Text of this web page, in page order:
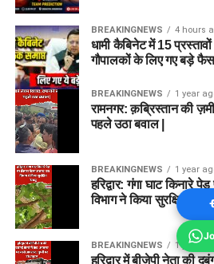
BREAKINGNEWS 4 hours
धामी कैबिनेट में 15
गौपालकों के लिए गए बड़े
BREAKINGNEWS 1 year
रामनगर: क़ब्रिस्तान की
पहले उठा बवाल |
BREAKINGNEWS 1 year
हरिद्वार: गंगा घाट किनारे
विभाग ने किया सुरक्षित रेस्क्यू
BREAKINGNEWS 1 year ago
हरिद्वार में बीजेपी नेता की